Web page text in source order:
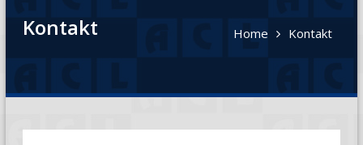
Kontakt Home Kontakt